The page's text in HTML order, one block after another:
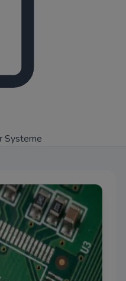
Systeme